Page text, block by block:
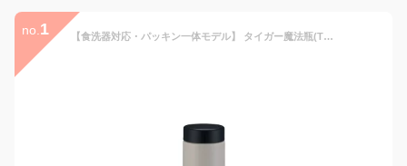
no. 1 【食洗器対応・パッキン一体モデル】 タイガー魔法瓶(TIGER) 水筒 350ml 白湯OK スクリューステンレスボトル ふたとパッキン 送料無料